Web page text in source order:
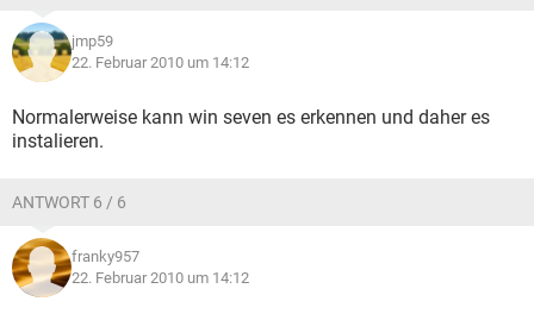
jmp59
22. Februar 2010 um 14:12
Normalerweise kann win seven es erkennen und daher es
instalieren.
ANTWORT 6 / 6
franky957
22. Februar 2010 um 14:12